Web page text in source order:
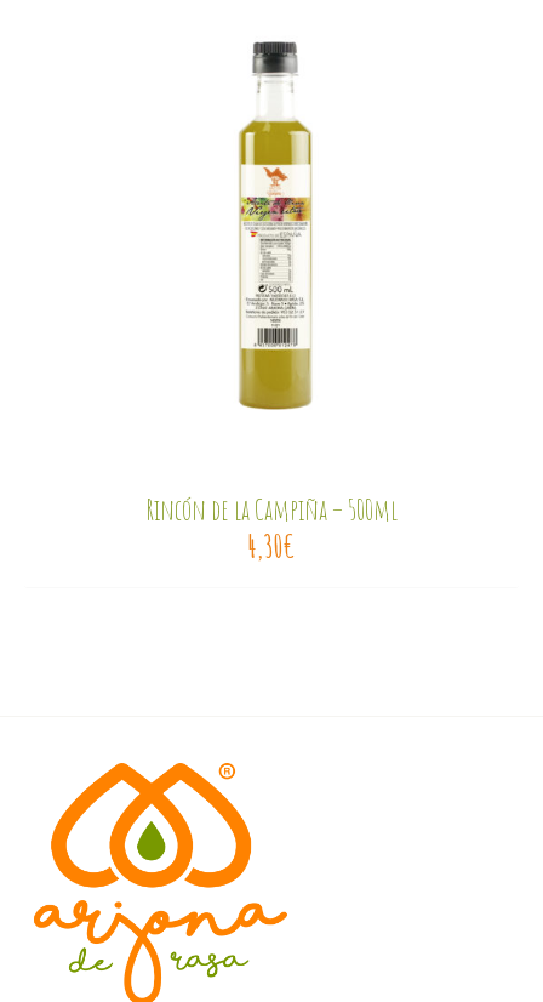
Rincón de la Campiña – 500ml
4,30€